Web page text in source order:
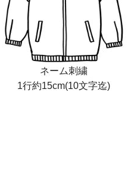
ネーム刺繍
1行約15cm(10文字迄)